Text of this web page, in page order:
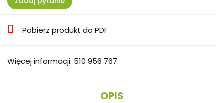
Pobierz produkt do PDF
Więcej informacji: 510 956 767
OPIS